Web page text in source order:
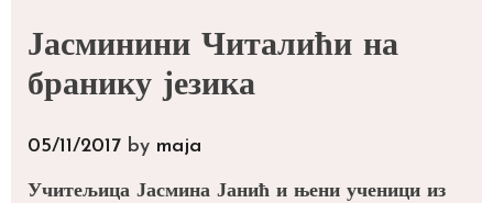
Јасминини Читалићи на
бранику језика
05/11/2017 by maja
Учитељица Јасмина Јанић и њени ученици из